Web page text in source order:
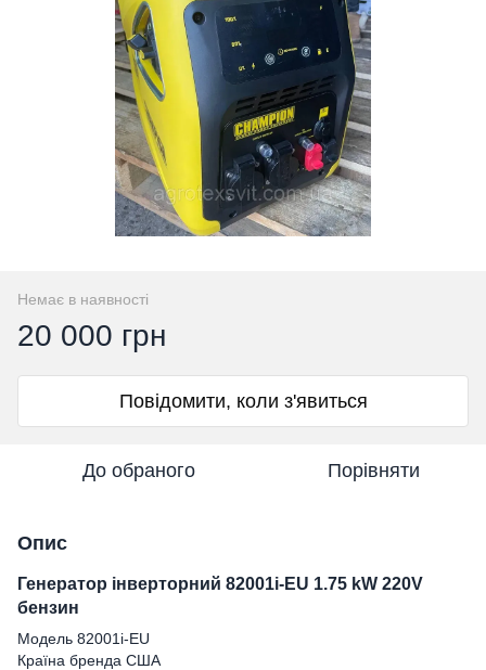
Немає в наявності
20 000 грн
Повідомити, коли з'явиться
До обраного Порівняти
Опис
Генератор інверторний 82001i-EU 1.75 kW 220V
бензин
Модель 82001i-EU
Країна бренда США